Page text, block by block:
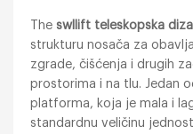
The swllift teleskopska
strukturu nosača za
zgrade, čišćenja i drugih
prostorima i na tlu. Jedan
platforma, koja je mala i
standardnu veličinu